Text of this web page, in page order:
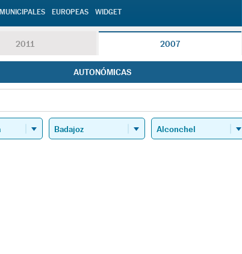
MUNICIPALES EUROPEAS WIDGET
2011 2007
AUTONÓMICAS